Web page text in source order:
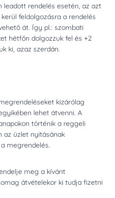
leadott rendelés esetén, az azt
feldolgozásra a rendelés
át. Így pl.: szombati
hétfőn dolgozzuk fel és +2
ki, azaz szerdán.
kizárólag
lehet átvenni. A
történik a reggeli
az üzlet nyitásának
megrendelés.
meg a kívánt
átvételekor ki tudja fizetni